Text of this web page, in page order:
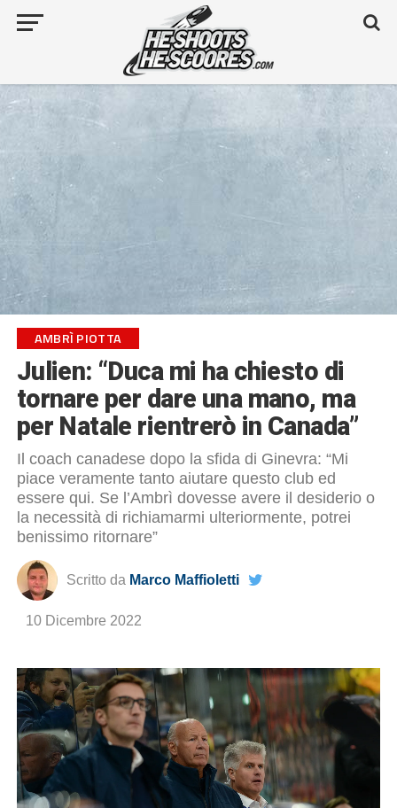
AMBRÌ PIOTTA
Julien: “Duca mi ha chiesto di
tornare per dare una mano, ma
per Natale rientrerò in Canada”
Il coach canadese dopo la sfida di Ginevra: “Mi
piace veramente tanto aiutare questo club ed
essere qui. Se l’Ambrì dovesse avere il desiderio o
la necessità di richiamarmi ulteriormente, potrei
benissimo ritornare”
Scritto da Marco Maffioletti
10 Dicembre 2022